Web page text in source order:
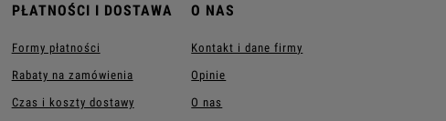
PŁATNOŚCI I DOSTAWA
Formy płatności
Rabaty na zamówienia
Czas i koszty dostawy
O NAS
Kontakt i dane firmy
Opinie
O nas